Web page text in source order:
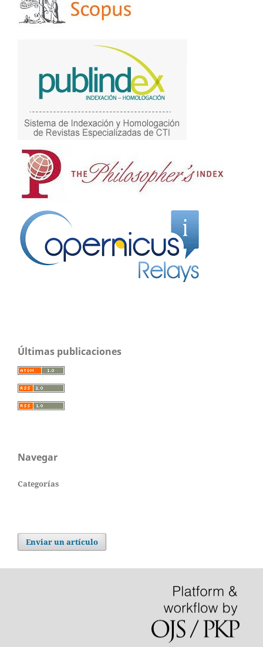
Últimas publicaciones
Navegar
Categorías
Enviar un artículo